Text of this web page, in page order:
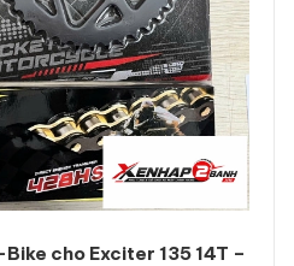
cho Exciter 135 14T –